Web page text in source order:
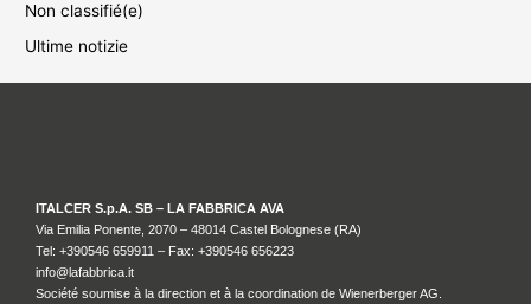
Non classifié(e)
Ultime notizie
ITALCER S.p.A. SB – LA FABBRICA AVA
Via Emilia Ponente, 2070 – 48014 Castel Bolognese (RA)
Tel: +390546 659911 – Fax: +390546 656223
info@lafabbrica.it
Société soumise à la direction et à la coordination de Wienerberger AG.